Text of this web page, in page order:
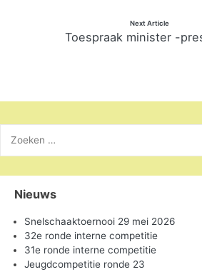
Next Article
Toespraak minister -
naar:
Nieuws
Snelschaaktoernooi 29 mei 2026
32e ronde interne competitie
31e ronde interne competitie
Jeugdcompetitie ronde 23